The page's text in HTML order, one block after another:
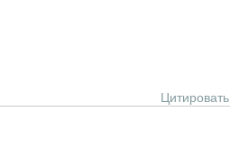
Цитировать